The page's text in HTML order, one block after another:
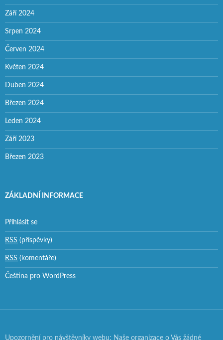
Září 2024
Srpen 2024
Červen 2024
Květen 2024
Duben 2024
Březen 2024
Leden 2024
Září 2023
Březen 2023
ZÁKLADNÍ INFORMACE
Přihlásit se
RSS (příspěvky)
RSS (komentáře)
Čeština pro WordPress
Upozornění pro návštěvníky webu: Naše organizace o Vás žádné